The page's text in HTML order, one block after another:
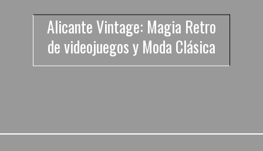
Alicante Vintage: Magia Retro
de videojuegos y Moda Clásica